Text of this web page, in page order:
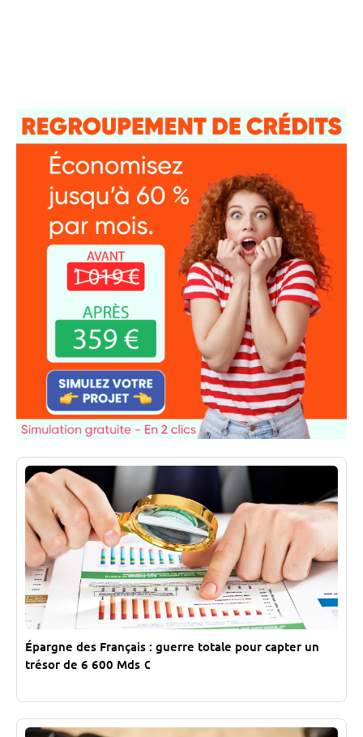
Épargne des Français : guerre totale pour capter un
trésor de 6 600 Mds €